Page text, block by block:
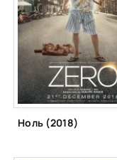
Ноль (2018)